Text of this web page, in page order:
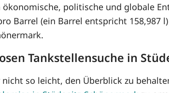
politische und globale
Barrel (ein Barrel entspricht 158,987
Tankstellensuche in
so leicht, den Überblick zu